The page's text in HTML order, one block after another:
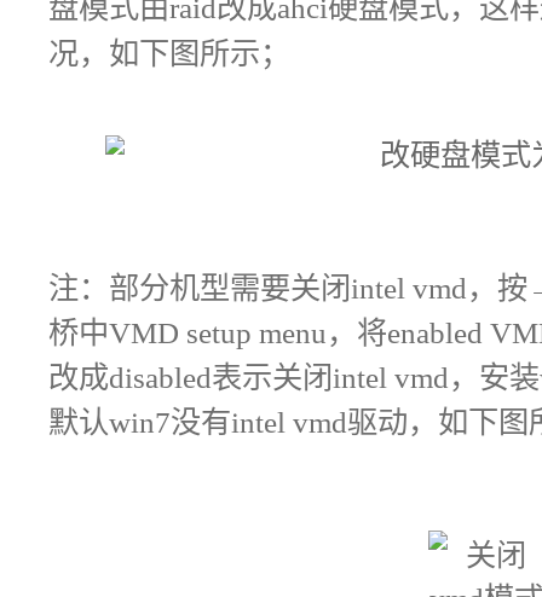
盘模式由raid改成ahci硬盘模式，这
况，如下图所示；
注：部分机型需要关闭intel vmd，按
桥中VMD setup menu，将enabled
改成disabled表示关闭intel vmd，安
默认win7没有intel vmd驱动，如下图